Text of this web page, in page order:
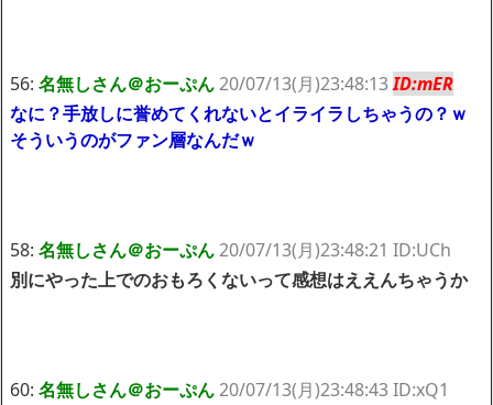
56: 名無しさん＠おーぷん20/07/13(月)23:48:13ID:mER
なに？手放しに誉めてくれないとイライラしちゃうの？ｗ
そういうのがファン層なんだｗ
58: 名無しさん＠おーぷん20/07/13(月)23:48:21 ID:UCh
別にやった上でのおもろくないって感想はええんちゃうか
60: 名無しさん＠おーぷん20/07/13(月)23:48:43 ID:xQ1